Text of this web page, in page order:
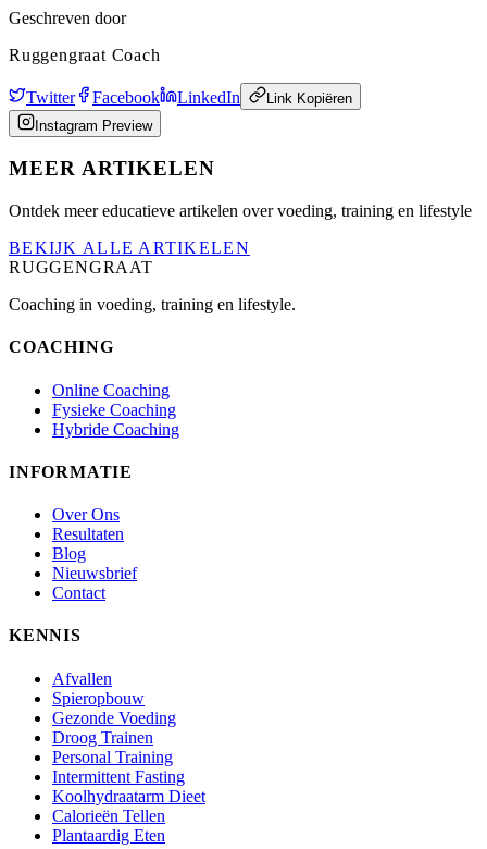
Geschreven door
Ruggengraat Coach
Twitter Facebook LinkedIn
Link Kopiëren
Instagram Preview
MEER ARTIKELEN
Ontdek meer educatieve artikelen over voeding, training en lifestyle
BEKIJK ALLE ARTIKELEN
RUGGENGRAAT
Coaching in voeding, training en lifestyle.
COACHING
Online Coaching
Fysieke Coaching
Hybride Coaching
INFORMATIE
Over Ons
Resultaten
Blog
Nieuwsbrief
Contact
KENNIS
Afvallen
Spieropbouw
Gezonde Voeding
Droog Trainen
Personal Training
Intermittent Fasting
Koolhydraatarm Dieet
Calorieën Tellen
Plantaardig Eten